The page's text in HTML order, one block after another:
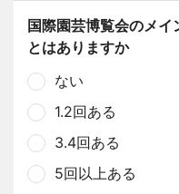
国際園芸博覧会のメ
とはありますか
ない
1.2回ある
3.4回ある
5回以上ある